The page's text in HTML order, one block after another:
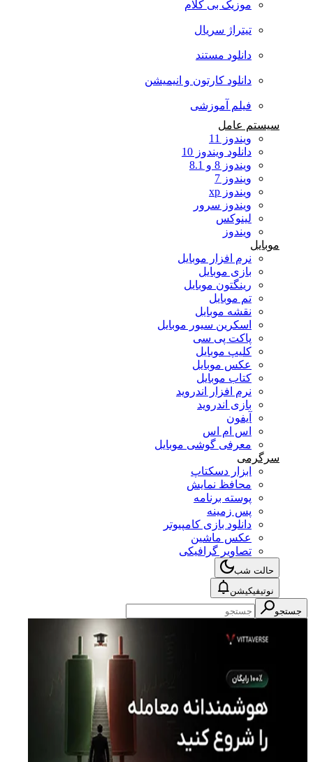
موزیک بی کلام
تیتراژ سریال
دانلود مستند
دانلود کارتون و انیمیشن
فیلم آموزشی
سیستم عامل
ویندوز 11
دانلود ویندوز 10
ویندوز 8 و 8.1
ویندوز 7
ویندوز xp
ویندوز سرور
لینوکس
ویندوز
موبایل
نرم افزار موبایل
بازی موبایل
رینگتون موبایل
تم موبایل
نقشه موبایل
اسکرین سیور موبایل
پاکت پی سی
کلیپ موبایل
عکس موبایل
کتاب موبایل
نرم افزار اندروید
بازی اندروید
آیفون
اس ام اس
معرفی گوشی موبایل
سرگرمی
ابزار دسکتاپ
محافظ نمایش
پوسته برنامه
پس زمینه
دانلود بازی کامپیوتر
عکس ماشین
تصاویر گرافیکی
حالت شب
نوتیفیکیشن
جستجو